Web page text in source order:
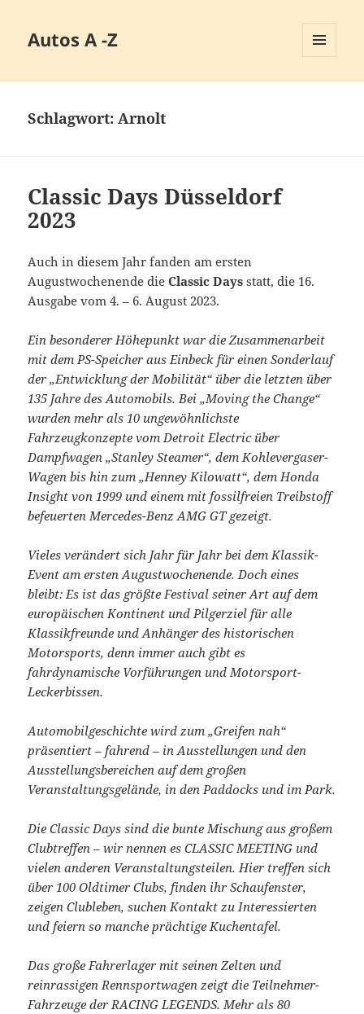
Autos A -Z
Schlagwort:Arnolt
Classic Days Düsseldorf
2023
Auch in diesem Jahr fanden am ersten
Augustwochenende dieClassic Days statt, die 16.
Ausgabe vom 4. – 6. August 2023.
Ein besonderer Höhepunkt war die Zusammenarbeit
mit dem PS-Speicher aus Einbeck für einen Sonderlauf
der „Entwicklung der Mobilität“ über die letzten über
135 Jahre des Automobils. Bei „Moving the Change“
wurden mehr als 10 ungewöhnlichste
Fahrzeugkonzepte vom Detroit Electric über
Dampfwagen „Stanley Steamer“, dem Kohlevergaser-
Wagen bis hin zum „Henney Kilowatt“, dem Honda
Insight von 1999 und einem mit fossilfreien Treibstoff
befeuerten Mercedes-Benz AMG GT gezeigt.
Vieles verändert sich Jahr für Jahr bei dem Klassik-
Event am ersten Augustwochenende. Doch eines
bleibt: Es ist das größte Festival seiner Art auf dem
europäischen Kontinent und Pilgerziel für alle
Klassikfreunde und Anhänger des historischen
Motorsports, denn immer auch gibt es
fahrdynamische Vorführungen und Motorsport-
Leckerbissen.
Automobilgeschichte wird zum „Greifen nah“
präsentiert – fahrend – in Ausstellungen und den
Ausstellungsbereichen auf dem großen
Veranstaltungsgelände, in den Paddocks und im Park.
Die Classic Days sind die bunte Mischung aus großem
Clubtreffen – wir nennen es CLASSIC MEETING und
vielen anderen Veranstaltungsteilen. Hier treffen sich
über 100 Oldtimer Clubs, finden ihr Schaufenster,
zeigen Clubleben, suchen Kontakt zu Interessierten
und feiern so manche prächtige Kuchentafel.
Das große Fahrerlager mit seinen Zelten und
reinrassigen Rennsportwagen zeigt die Teilnehmer-
Fahrzeuge der RACING LEGENDS. Mehr als 80